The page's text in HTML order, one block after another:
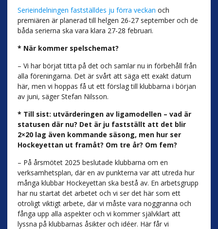
Serieindelningen fastställdes ju förra veckan och
premiären är planerad till helgen 26-27 september och de
båda serierna ska vara klara 27-28 februari.
* När kommer spelschemat?
– Vi har börjat titta på det och samlar nu in förbehåll från
alla föreningarna. Det är svårt att säga ett exakt datum
här, men vi hoppas få ut ett förslag till klubbarna i början
av juni, säger Stefan Nilsson.
* Till sist: utvärderingen av ligamodellen – vad är
statusen där nu? Det är ju fastställt att det blir
2×20 lag även kommande säsong, men hur ser
Hockeyettan ut framåt? Om tre år? Om fem?
– På årsmötet 2025 beslutade klubbarna om en
verksamhetsplan, där en av punkterna var att utreda hur
många klubbar Hockeyettan ska bestå av. En arbetsgrupp
har nu startat det arbetet och vi ser det här som ett
otroligt viktigt arbete, där vi måste vara noggranna och
fånga upp alla aspekter och vi kommer självklart att
lyssna på klubbarnas åsikter och idéer. Här får vi